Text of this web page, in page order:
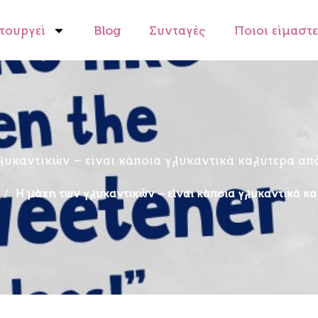
Blog Συνταγές Ποιοι είμαστε
– είναι κάποια γλυκαντικά καλύτερα
/ Η μάχη των γλυκαντικών – είναι κάποια γλυκαντικά